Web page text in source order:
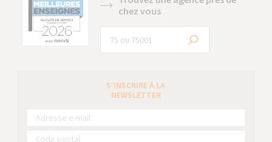
chez vous
S’INSCRIRE À LA
NEWSLETTER